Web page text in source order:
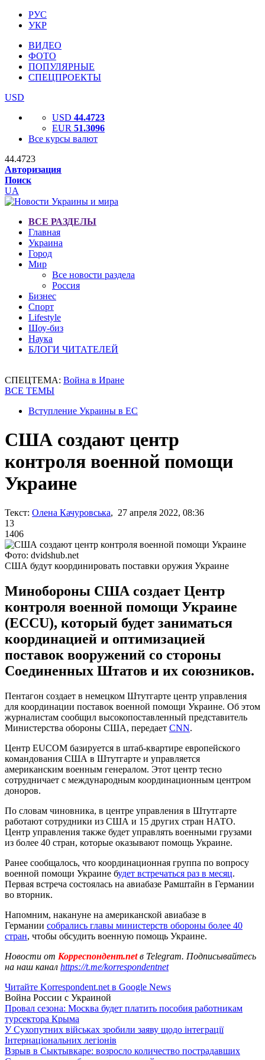
РУС
УКР
ВИДЕО
ФОТО
ПОПУЛЯРНЫЕ
СПЕЦПРОЕКТЫ
USD
USD 44.4723
EUR 51.3096
Все курсы валют
44.4723
Авторизация
Поиск
UA
ВСЕ РАЗДЕЛЫ
Главная
Украина
Город
Мир
Все новости раздела
Россия
Бизнес
Спорт
Lifestyle
Шоу-биз
Наука
БЛОГИ ЧИТАТЕЛЕЙ
СПЕЦТЕМА: Война в Иране
ВСЕ ТЕМЫ
Вступление Украины в ЕС
США создают центр
контроля военной помощи
Украине
Текст: Олена Качуровська, 27 апреля 2022, 08:36
13
1406
Фото: dvidshub.net
США будут координировать поставки оружия Украине
Минобороны США создает Центр
контроля военной помощи Украине
(ECCU), который будет заниматься
координацией и оптимизацией
поставок вооружений со стороны
Соединенных Штатов и их союзников.
Пентагон создает в немецком Штутгарте центр управления
для координации поставок военной помощи Украине. Об этом
журналистам сообщил высокопоставленный представитель
Министерства обороны США, передает CNN.
Центр EUCOM базируется в штаб-квартире европейского
командования США в Штутгарте и управляется
американским военным генералом. Этот центр тесно
сотрудничает с международным координационным центром
доноров.
По словам чиновника, в центре управления в Штутгарте
работают сотрудники из США и 15 других стран НАТО.
Центр управления также будет управлять военными грузами
из более 40 стран, которые оказывают помощь Украине.
Ранее сообщалось, что координационная группа по вопросу
военной помощи Украине будет встречаться раз в месяц.
Первая встреча состоялась на авиабазе Рамштайн в Германии
во вторник.
Напомним, накануне на американской авиабазе в
Германии собрались главы министерств обороны более 40
стран, чтобы обсудить военную помощь Украине.
Новости от Корреспондент.netв Telegram. Подписывайтесь
на наш канал https://t.me/korrespondentnet
Читайте Korrespondent.net в Google News
Война России с Украиной
Провал сезона: Москва будет платить пособия работникам
турсектора Крыма
У Сухопутних військах зробили заяву щодо інтеграції
Інтернаціональних легіонів
Взрыв в Сыктывкаре: возросло количество пострадавших